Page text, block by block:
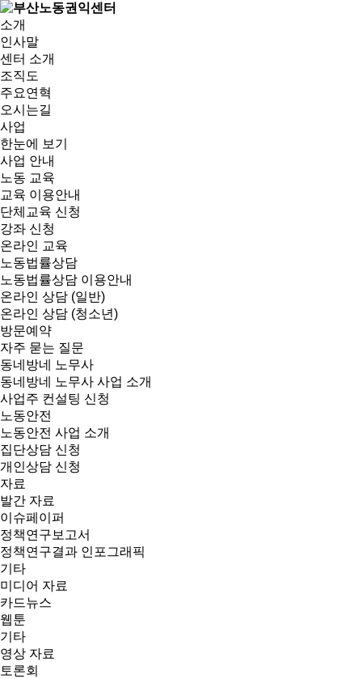
소개
인사말
센터 소개
조직도
주요연혁
오시는길
사업
한눈에 보기
사업 안내
노동 교육
교육 이용안내
단체교육 신청
강좌 신청
온라인 교육
노동법률상담
노동법률상담 이용안내
온라인 상담 (일반)
온라인 상담 (청소년)
방문예약
자주 묻는 질문
동네방네 노무사
동네방네 노무사 사업 소개
사업주 컨설팅 신청
노동안전
노동안전 사업 소개
집단상담 신청
개인상담 신청
자료
발간 자료
이슈페이퍼
정책연구보고서
정책연구결과 인포그래픽
기타
미디어 자료
카드뉴스
웹툰
기타
영상 자료
토론회